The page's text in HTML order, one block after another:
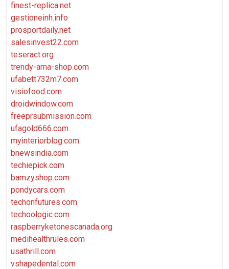
finest-replica.net
gestioneinh.info
prosportdaily.net
salesinvest22.com
teseract.org
trendy-ama-shop.com
ufabett732m7.com
visiofood.com
droidwindow.com
freeprsubmission.com
ufagold666.com
myinteriorblog.com
bnewsindia.com
techiepick.com
bamzyshop.com
pondycars.com
techonfutures.com
techoologic.com
raspberryketonescanada.org
medihealthrules.com
usathrill.com
vshapedental.com